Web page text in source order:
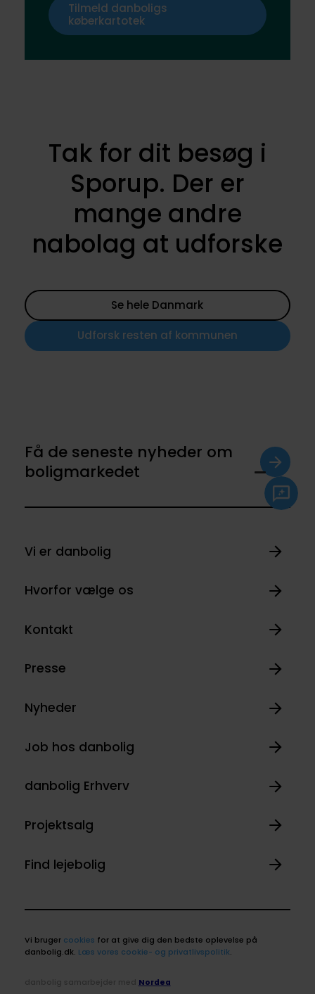
Tilmeld danboligs
køberkartotek
Tak for dit besøg i
Sporup. Der er
mange andre
nabolag at udforske
Se hele Danmark
Udforsk resten af kommunen
Få de seneste nyheder om
boligmarkedet
Vi er danbolig
Hvorfor vælge os
Kontakt
Presse
Nyheder
Job hos danbolig
danbolig Erhverv
Projektsalg
Find lejebolig
Vi bruger cookies for at give dig den bedste oplevelse på
danbolig.dk. Læs vores cookie- og privatlivspolitik.
Nordea